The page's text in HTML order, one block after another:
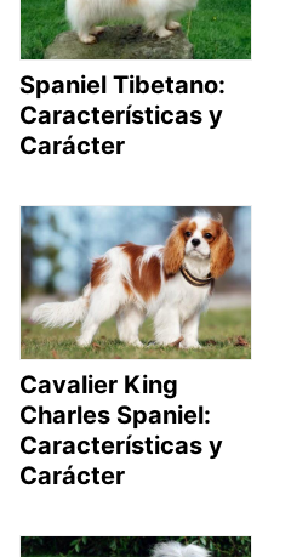
Spaniel Tibetano:
Características y
Carácter
Cavalier King
Charles Spaniel:
Características y
Carácter